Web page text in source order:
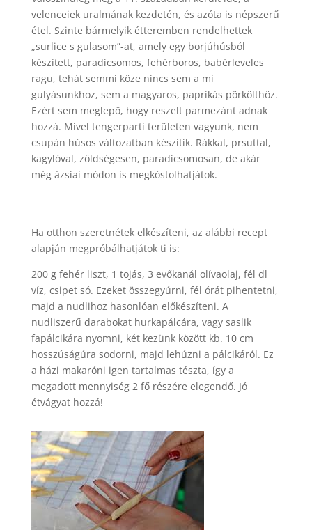
velenceiek uralmának kezdetén, és azóta is népszerű
étel. Szinte bármelyik étteremben rendelhettek
„surlice s gulasom”-at, amely egy borjúhúsból
készített, paradicsomos, fehérboros, babérleveles
ragu, tehát semmi köze nincs sem a mi
gulyásunkhoz, sem a magyaros, paprikás pörkölthöz.
Ezért sem meglepő, hogy reszelt parmezánt adnak
hozzá. Mivel tengerparti területen vagyunk, nem
csupán húsos változatban készítik. Rákkal, prsuttal,
kagylóval, zöldségesen, paradicsomosan, de akár
még ázsiai módon is megkóstolhatjátok.
Ha otthon szeretnétek elkészíteni, az alábbi recept
alapján megpróbálhatjátok ti is:
200 g fehér liszt, 1 tojás, 3 evőkanál olívaolaj, fél dl
víz, csipet só. Ezeket összegyúrni, fél órát pihentetni,
majd a nudlihoz hasonlóan előkészíteni. A
nudliszerű darabokat hurkapálcára, vagy saslik
fapálcikára nyomni, két kezünk között kb. 10 cm
hosszúságúra sodorni, majd lehúzni a pálcikáról. Ez
a házi makaróni igen tartalmas tészta, így a
megadott mennyiség 2 fő részére elegendő. Jó
étvágyat hozzá!